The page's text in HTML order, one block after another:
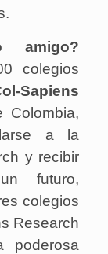
amigo?
colegios
Sapiens
Colombia,
a la
y recibir
futuro,
colegios
Research
poderosa